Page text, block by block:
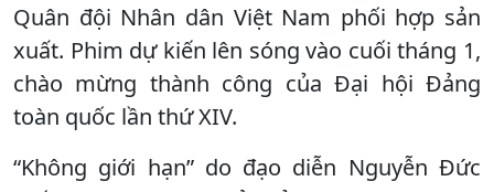
Quân đội Nhân dân Việt Nam phối hợp sản
xuất. Phim dự kiến lên sóng vào cuối tháng 1,
chào mừng thành công của Đại hội Đảng
toàn quốc lần thứ XIV.
“Không giới hạn” do đạo diễn Nguyễn Đức